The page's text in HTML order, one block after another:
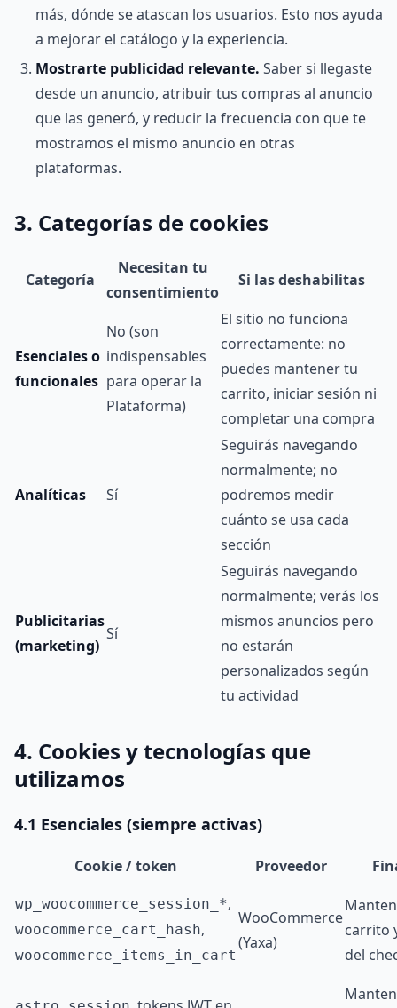
más, dónde se atascan los usuarios. Esto nos ayuda
a mejorar el catálogo y la experiencia.
Mostrarte publicidad relevante. Saber si llegaste
desde un anuncio, atribuir tus compras al anuncio
que las generó, y reducir la frecuencia con que te
mostramos el mismo anuncio en otras
plataformas.
3. Categorías de cookies
Categoría
Necesitan tu
consentimiento
Si las deshabilitas
Esenciales o
funcionales
No (son
indispensables
para operar la
Plataforma)
El sitio no funciona
correctamente: no
puedes mantener tu
carrito, iniciar sesión ni
completar una compra
Analíticas Sí
Seguirás navegando
normalmente; no
podremos medir
cuánto se usa cada
sección
Publicitarias
(marketing)
Sí
Seguirás navegando
normalmente; verás los
mismos anuncios pero
no estarán
personalizados según
tu actividad
4. Cookies y tecnologías que
utilizamos
4.1 Esenciales (siempre activas)
Cookie / token Proveedor
wp_woocommerce_session_*,
woocommerce_cart_hash,
woocommerce_items_in_cart
WooCommerce
(Yaxa)
carrito
del